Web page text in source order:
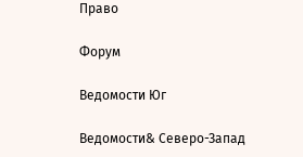
Право
Форум
Ведомости Юг
Ведомости& Северо-Запад